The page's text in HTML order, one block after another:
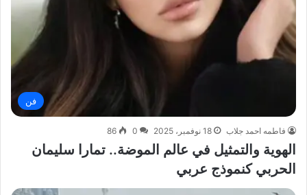
فن
فاطمه احمد جلاب 18 نوفمبر، 2025 0
86
الهوية والتمثيل في عالم الموضة.. تمارا سليمان
الحربي كنموذج عربي